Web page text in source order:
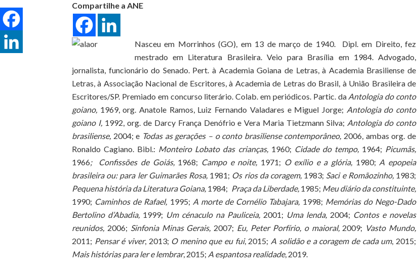
Compartilhe a ANE
Nasceu em Morrinhos (GO), em 13 de março de 1940. Dipl. em Direito, fez
mestrado em Literatura Brasileira. Veio para Brasília em 1984. Advogado,
jornalista, funcionário do Senado. Pert. à Academia Goiana de Letras, à Academia Brasiliense de
Letras, à Associação Nacional de Escritores, à Academia de Letras do Brasil, à União Brasileira de
Escritores/SP. Premiado em concurso literário. Colab. em periódicos. Partic. da Antologia do conto
goiano, 1969, org. Anatole Ramos, Luiz Fernando Valadares e Miguel Jorge; Antologia do conto
goiano I, 1992, org. de Darcy França Denófrio e Vera Maria Tietzmann Silva; Antologia do conto
brasiliense, 2004; e Todas as gerações – o conto brasiliense contemporâneo, 2006, ambas org. de
Ronaldo Cagiano. Bibl.: Monteiro Lobato das crianças, 1960; Cidade do tempo, 1964; Picumãs,
1966; Confissões de Goiás, 1968; Campo e noite, 1971; O exílio e a glória, 1980; A epopeia
brasileira ou: para ler Guimarães Rosa, 1981; Os rios da coragem, 1983; Saci e Romãozinho, 1983;
Pequena história da Literatura Goiana, 1984; Praça da Liberdade, 1985; Meu diário da constituinte,
1990; Caminhos de Rafael, 1995; A morte de Cornélio Tabajara, 1998; Memórias do Nego-Dado
Bertolino d’Abadia, 1999; Um cénaculo na Pauliceia, 2001; Uma lenda, 2004; Contos e novelas
reunidos, 2006; Sinfonia Minas Gerais, 2007; Eu, Peter Porfírio, o maioral, 2009; Vasto Mundo,
2011; Pensar é viver, 2013; O menino que eu fui, 2015; A solidão e a coragem de cada um, 2015;
Mais histórias para ler e lembrar, 2015; A espantosa realidade, 2019.